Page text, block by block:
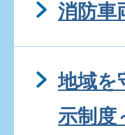
消防車
地域を
示制度